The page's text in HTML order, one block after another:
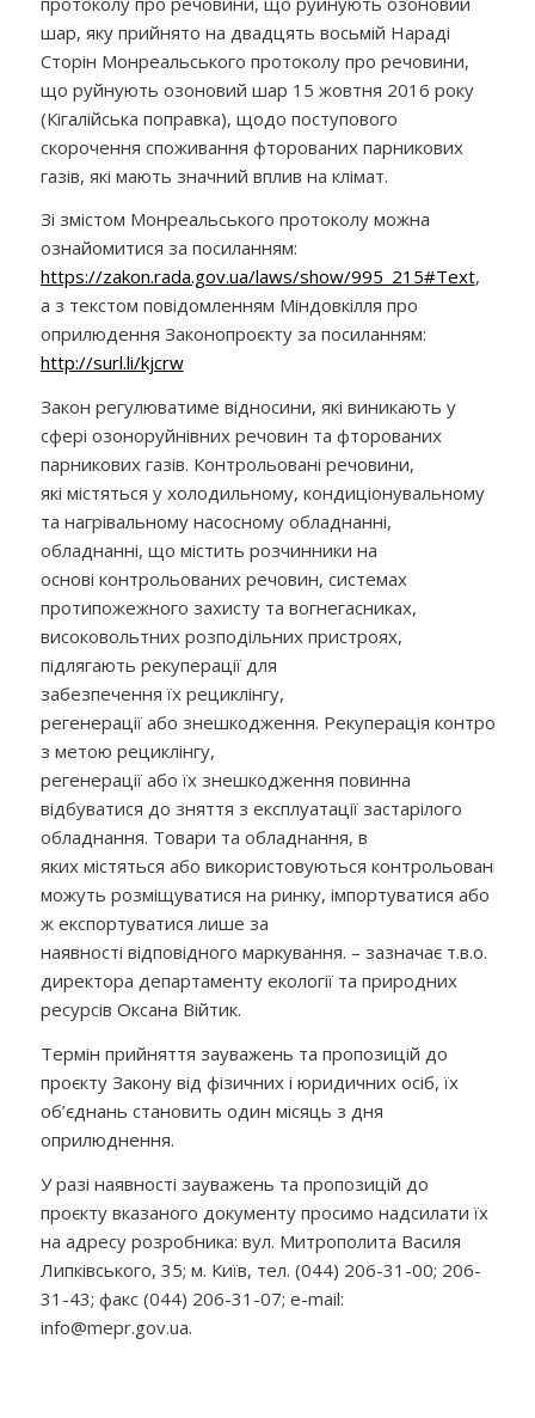
шар, яку прийнято на двадцять восьмій Нараді
Сторін Монреальського протоколу про речовини,
що руйнують озоновий шар 15 жовтня 2016 року
(Кігалійська поправка), щодо поступового
скорочення споживання фторованих парникових
газів, які мають значний вплив на клімат.
Зі змістом Монреальського протоколу можна
ознайомитися за посиланням:
https://zakon.rada.gov.ua/laws/show/995_215#Text,
а з текстом повідомленням Міндовкілля про
оприлюдення Законопроєкту за посиланням:
http://surl.li/kjcrw
Закон регулюватиме відносини, які виникають у
сфері озоноруйнівних речовин та фторованих
парникових газів. Контрольовані речовини,
які містяться у холодильному, кондиціонувальному
та нагрівальному насосному обладнанні,
обладнанні, що містить розчинники на
основі контрольованих речовин, системах
протипожежного захисту та вогнегасниках,
високовольтних розподільних пристроях,
підлягають рекуперації для
забезпечення їх рециклінгу,
регенерації або знешкодження. Рекуперація
з метою рециклінгу,
регенерації або їх знешкодження повинна
відбуватися до зняття з експлуатації застарілого
обладнання. Товари та обладнання, в
яких містяться або використовуються контрольовані
можуть розміщуватися на ринку, імпортуватися або
ж експортуватися лише за
наявності відповідного маркування. – зазначає т.в.о.
директора департаменту екології та природних
ресурсів Оксана Війтик.
Термін прийняття зауважень та пропозицій до
проєкту Закону від фізичних і юридичних осіб, їх
об’єднань становить один місяць з дня
оприлюднення.
У разі наявності зауважень та пропозицій до
проєкту вказаного документу просимо надсилати їх
на адресу розробника: вул. Митрополита Василя
Липківського, 35; м. Київ, тел. (044) 206-31-00; 206-
31-43; факс (044) 206-31-07; e-mail:
info@mepr.gov.ua.